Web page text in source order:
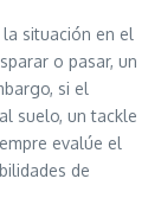
situación en el
o pasar, un
si el
suelo, un tackle
evalúe el
de